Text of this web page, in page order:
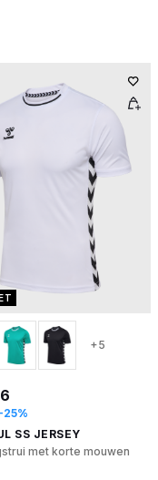
+5
-25%
SS JERSEY
met korte mouwen